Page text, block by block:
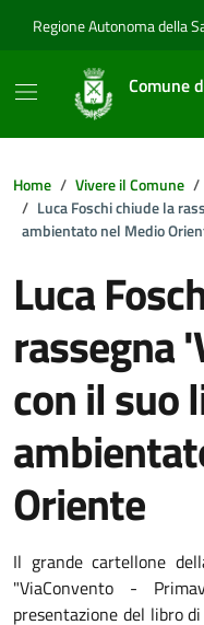
Regione Autonoma della
Comune
Home Vivere il Comune
Luca Foschi chiude la
ambientato nel Medio
Luca
rassegna
con il suo
Oriente
Dettagli
Il grande cartellone
"ViaConvento -
presentazione del libro di